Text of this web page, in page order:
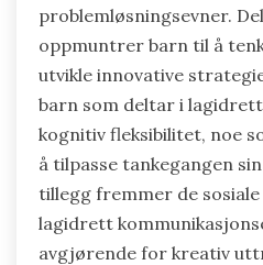
problemløsningsevner.
oppmuntrer barn til å
utvikle innovative
barn som deltar i
kognitiv fleksibilitet, noe
å tilpasse tankegangen
tillegg fremmer de
lagidrett
avgjørende for kreativ